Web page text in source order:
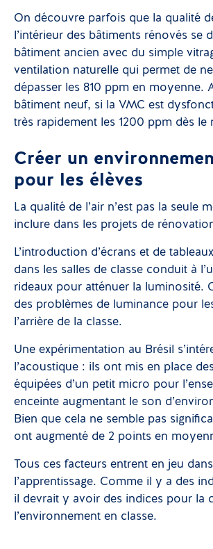
On découvre parfois que la qualité
l’intérieur des bâtiments rénovés se
bâtiment ancien avec du simple
ventilation naturelle qui permet de
dépasser les 810 ppm en moyenne.
bâtiment neuf, si la VMC est
très rapidement les 1200 ppm dès le
Créer un
pour les élèves
La qualité de l’air n’est pas la seule
inclure dans les projets de
L’introduction d’écrans et de
dans les salles de classe conduit à
rideaux pour atténuer la luminosité.
des problèmes de luminance pour
l’arrière de la classe.
Une expérimentation au Brésil
l’acoustique : ils ont mis en place
équipées d’un petit micro pour
enceinte augmentant le son
Bien que cela ne semble pas
ont augmenté de 2 points en
Tous ces facteurs entrent en jeu dans
l’apprentissage. Comme il y a des
il devrait y avoir des indices pour la
l’environnement en classe.